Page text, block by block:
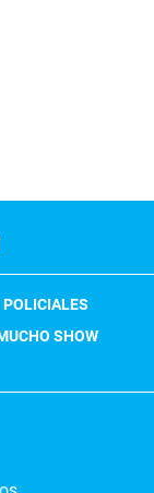
POLICIALES
SHOW